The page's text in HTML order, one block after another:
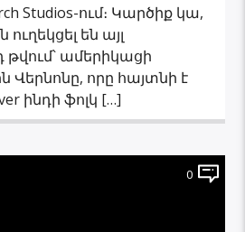
Studios-ում։ Կարծիք կա,
են այլ
ամերիկացի
որը հայտնի է
ինդի ֆոլկ […]
0